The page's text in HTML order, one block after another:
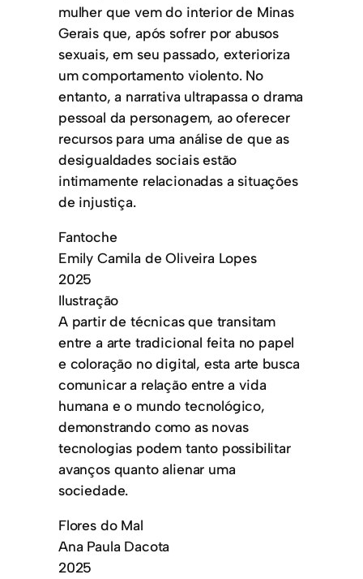
mulher que vem do interior de Minas
Gerais que, após sofrer por abusos
sexuais, em seu passado, exterioriza
um comportamento violento. No
entanto, a narrativa ultrapassa o drama
pessoal da personagem, ao oferecer
recursos para uma análise de que as
desigualdades sociais estão
intimamente relacionadas a situações
de injustiça.
Fantoche
Emily Camila de Oliveira Lopes
2025
Ilustração
A partir de técnicas que transitam
entre a arte tradicional feita no papel
e coloração no digital, esta arte busca
comunicar a relação entre a vida
humana e o mundo tecnológico,
demonstrando como as novas
tecnologias podem tanto possibilitar
avanços quanto alienar uma
sociedade.
Flores do Mal
Ana Paula Dacota
2025